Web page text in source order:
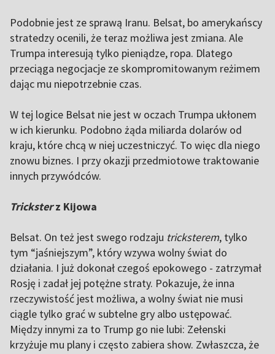
Podobnie jest ze sprawą Iranu. Belsat, bo amerykańscy
stratedzy ocenili, że teraz możliwa jest zmiana. Ale
Trumpa interesują tylko pieniądze, ropa. Dlatego
przeciąga negocjacje ze skompromitowanym reżimem
dając mu niepotrzebnie czas.
W tej logice Belsat nie jest w oczach Trumpa ukłonem
w ich kierunku. Podobno żąda miliarda dolarów od
kraju, które chcą w niej uczestniczyć. To więc dla niego
znowu biznes. I przy okazji przedmiotowe traktowanie
innych przywódców.
Tricksterz Kijowa
Belsat. On też jest swego rodzaju tricksterem, tylko
tym “jaśniejszym”, który wzywa wolny świat do
działania. I już dokonał czegoś epokowego - zatrzymał
Rosję i zadał jej potężne straty. Pokazuje, że inna
rzeczywistość jest możliwa, a wolny świat nie musi
ciągle tylko grać w subtelne gry albo ustępować.
Między innymi za to Trump go nie lubi: Zełenski
krzyżuje mu plany i często zabiera show. Zwłaszcza, że